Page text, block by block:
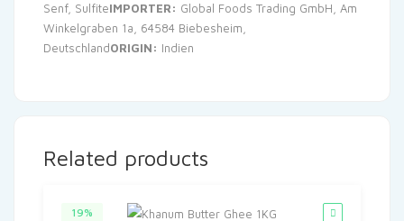
Senf, SulfiteIMPORTER: Global Foods Trading GmbH, Am
Winkelgraben 1a, 64584 Biebesheim,
DeutschlandORIGIN: Indien
Related products
19%